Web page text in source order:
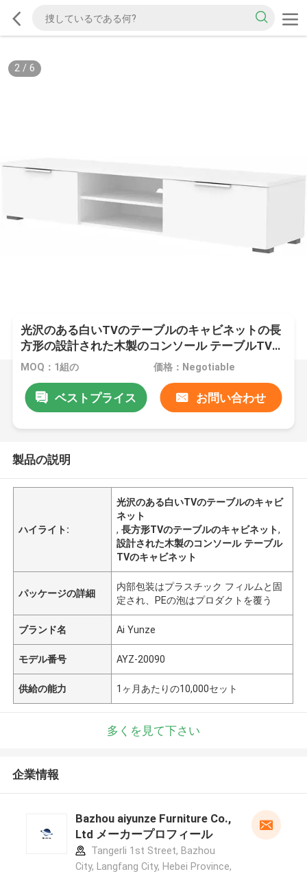
2/ 6
光沢のある白いTVのテーブルのキャビネットの長
方形の設計された木製のコンソール テーブルTVの
キャビネット
MOQ：1組の 価格：Negotiable
ベストプライス お問い合わせ
製品の説明
ハイライト:
光沢のある白いTVのテーブルのキャビ
ネット
,長方形TVのテーブルのキャビネット,
設計された木製のコンソール テーブル
TVのキャビネット
パッケージの詳細
内部包装はプラスチック フィルムと固
定され、PEの泡はプロダクトを覆う
ブランド名 Ai Yunze
モデル番号 AYZ-20090
供給の能力 1ヶ月あたりの10,000セット
多くを見て下さい
企業情報
Bazhou aiyunze Furniture Co.,
Ltd メーカープロフィール
Tangerli 1st Street, Bazhou
City, Langfang City, Hebei Province,